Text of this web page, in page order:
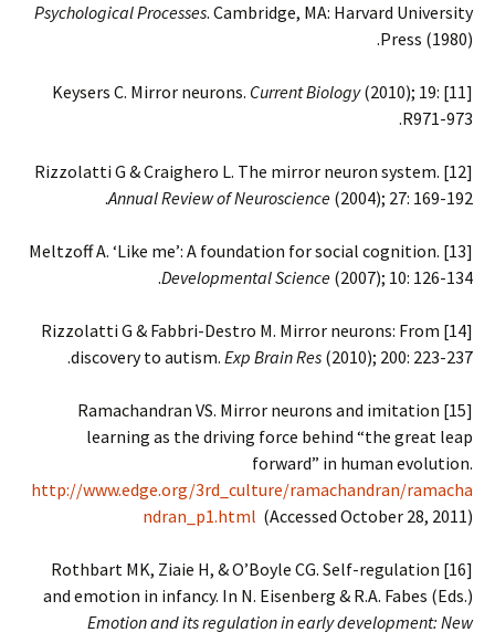
Psychological Processes. Cambridge, MA: Harvard University
Press (1980).
[11] Keysers C. Mirror neurons.
Current Biology(2010); 19:
R971-973.
[12] Rizzolatti G & Craighero L. The mirror neuron system.
Annual Review of Neuroscience (2004); 27: 169-192.
[13] Meltzoff A. ‘Like me’: A foundation for social cognition.
Developmental Science (2007); 10: 126-134.
[14] Rizzolatti G & Fabbri-Destro M. Mirror neurons: From
discovery to autism. Exp Brain Res (2010); 200: 223-237.
[15] Ramachandran VS. Mirror neurons and imitation
learning as the driving force behind “the great leap
forward” in human evolution.
http://www.edge.org/3rd_culture/ramachandran/ramacha
ndran_p1.html (Accessed October 28, 2011)
[16] Rothbart MK, Ziaie H, & O’Boyle CG. Self-regulation
and emotion in infancy. In N. Eisenberg & R.A. Fabes (Eds.)
Emotion and its regulation in early development: New